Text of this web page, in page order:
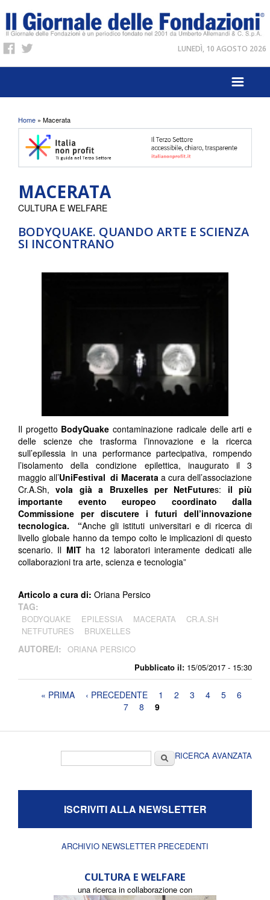
LUNEDÌ, 10 AGOSTO 2026
Tu sei qui
Home » Macerata
MACERATA
BODYQUAKE. QUANDO ARTE E SCIENZA
SI INCONTRANO
Pubblicato il: 15/05/2017 - 15:30
CULTURA E WELFARE
Il progetto BodyQuake contaminazione radicale delle arti e
delle scienze che trasforma l’innovazione e la ricerca
sull’epilessia in una performance partecipativa, rompendo
l’isolamento della condizione epilettica, inaugurato il 3
maggio all’UniFestival di Macerata a cura dell’associazione
Cr.A.Sh,vola già a Bruxelles per NetFutures: il più
importante evento europeo coordinato dalla
Commissione per discutere i futuri dell’innovazione
tecnologica. “Anche gli istituti universitari e di ricerca di
livello globale hanno da tempo colto le implicazioni di questo
scenario. Il MITha 12 laboratori interamente dedicati alle
collaborazioni tra arte, scienza e tecnologia”
Articolo a cura di: Oriana Persico
TAG:
BODYQUAKE EPILESSIA MACERATA
CR.A.SH
NETFUTURES
BRUXELLES
AUTORE/I: ORIANA PERSICO
Pagine« PRIMA ‹ PRECEDENTE 1 2 3 4 5
6
7
8 9
CercaRICERCA AVANZATA
ISCRIVITI ALLA NEWSLETTER
ARCHIVIO NEWSLETTER PRECEDENTI
CULTURA E WELFARE
una ricerca in collaborazione con